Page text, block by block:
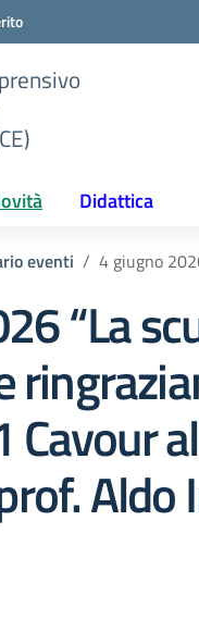
Didattica
eventi 4 giugno
“La
Cavour